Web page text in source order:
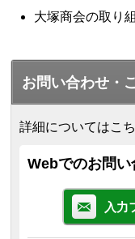
大塚商会の取り
お問い合わせ・
詳細についてはこ
Webでのお問い
入力